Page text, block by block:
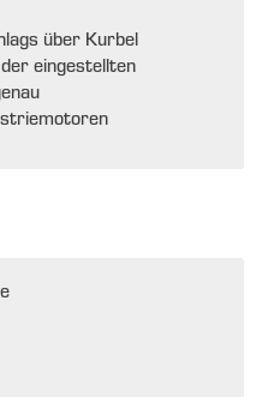
über Kurbel
eingestellten